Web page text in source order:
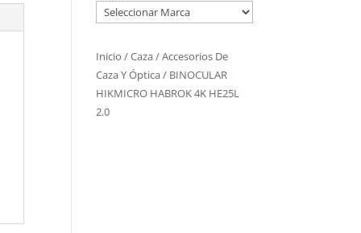
Inicio /Caza/Accesorios De
Caza Y Óptica/ BINOCULAR
HIKMICRO HABROK 4K HE25L
2.0